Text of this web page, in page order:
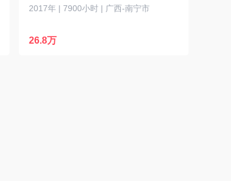
2017年 | 7900小时 | 广西-南宁市
26.8万